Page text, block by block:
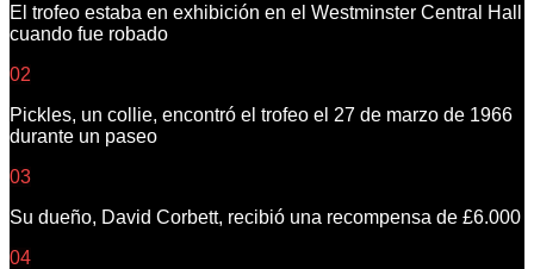
El trofeo estaba en exhibición en el Westminster Central Hall
cuando fue robado
02
Pickles, un collie, encontró el trofeo el 27 de marzo de 1966
durante un paseo
03
Su dueño, David Corbett, recibió una recompensa de £6.000
04